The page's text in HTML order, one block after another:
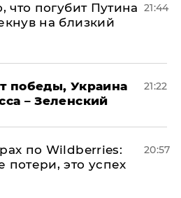
что погубит Путина
на близкий
21:44
победы, Украина
– Зеленский
21:22
по Wildberries:
потери, это успех
20:57